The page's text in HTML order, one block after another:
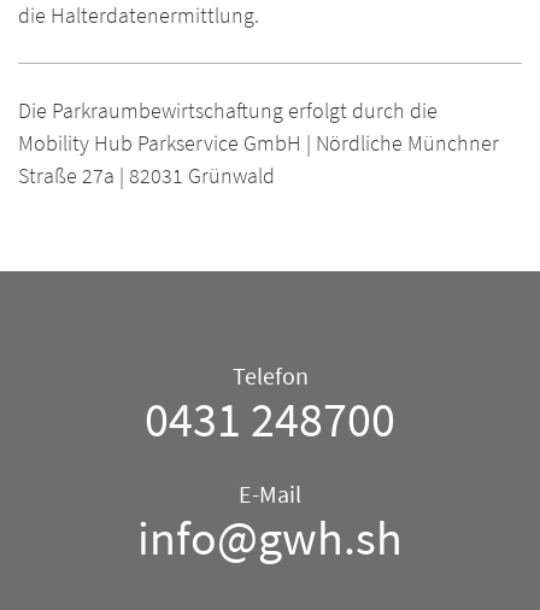
die Halterdatenermittlung.
Die Parkraumbewirtschaftung erfolgt durch die
Mobility Hub Parkservice GmbH | Nördliche Münchner
Straße 27a | 82031 Grünwald
Telefon
0431 248700
E-Mail
info@gwh.sh